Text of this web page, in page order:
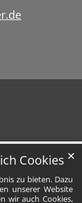
Cookies
zu bieten. Dazu
unserer Website
wir auch Cookies,
✕